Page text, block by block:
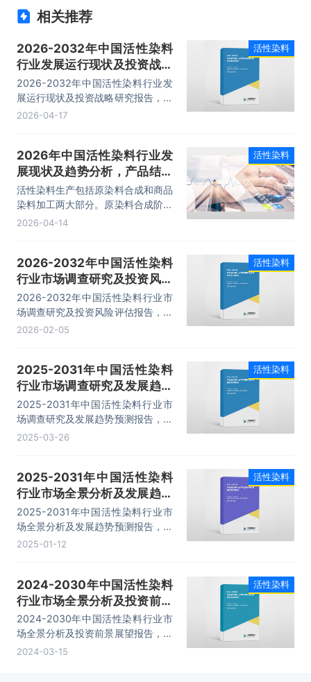
相关推荐
2026-2032年中国活性染料
行业发展运行现状及投资战略
研究报告
2026-2032年中国活性染料行业发
展运行现状及投资战略研究报告，主
要包括行业重点企业竞争力分析、市
容。
2026-04-17
活性染料
2026年中国活性染料行业发
展现状及趋势分析，产品结构
优化，企业转向中高端产品
「图」
活性染料生产包括原染料合成和商品
染料加工两大部分。原染料合成阶段
是染料中间体、无机原料等化合物进
把每一批原染料进行染色或印花打
样、测定、对比，通过添加剂拼混调
整到所要求标准，主要有干拼混工艺
和湿拼混工艺两种加工方法。活性产
量在所有染料品种中居于第二位，目
前是纺织业的常用染料之一及染料开
2024年我国活性染料产量约为28.3
万吨。
2026-04-14
活性染料
2026-2032年中国活性染料
行业市场调查研究及投资风险
评估报告
2026-2032年中国活性染料行业市
场调查研究及投资风险评估报告，主
要包括国内竞争分析、行业上、下游
2026-02-05
活性染料
2025-2031年中国活性染料
行业市场调查研究及发展趋势
预测报告
2025-2031年中国活性染料行业市
场调查研究及发展趋势预测报告，主
要包括行业重点企业竞争力分析、市
容。
2025-03-26
活性染料
2025-2031年中国活性染料
行业市场全景分析及发展趋势
预测报告
2025-2031年中国活性染料行业市
场全景分析及发展趋势预测报告，主
要包括国内竞争分析、行业上、下游
2025-01-12
活性染料
2024-2030年中国活性染料
行业市场全景分析及投资前景
展望报告
2024-2030年中国活性染料行业市
场全景分析及投资前景展望报告，主
要包括行业重点企业竞争力分析、市
2024-03-15
活性染料